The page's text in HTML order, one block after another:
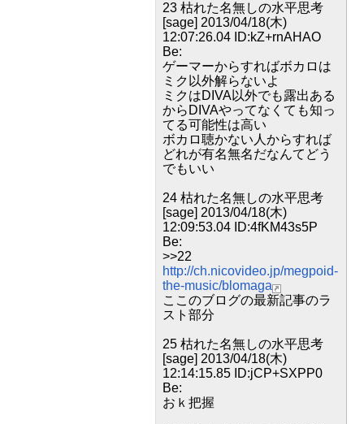
23 枯れた名無しの水平思考
[sage] 2013/04/18(木)
12:07:26.04 ID:kZ+rnAHAO
Be:
ゲーマーからすればボカロは
ミク以外解らないよ
ミクはDIVA以外でも露出ある
からDIVAやってなくても知っ
てる可能性は高い
ボカロ聴かない人からすれば
どれが有名無名だなんてどう
でもいい
24 枯れた名無しの水平思考
[sage] 2013/04/18(木)
12:09:53.04 ID:4fKM43s5P
Be:
>>22
http://ch.nicovideo.jp/megpoid-
the-music/blomaga
ここのブログの最新記事のラ
スト部分
25 枯れた名無しの水平思考
[sage] 2013/04/18(木)
12:14:15.85 ID:jCP+SXPP0
Be:
おｋ把握